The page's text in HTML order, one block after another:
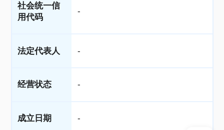
社会统一信
用代码
-
法定代表人 -
经营状态 -
成立日期 -